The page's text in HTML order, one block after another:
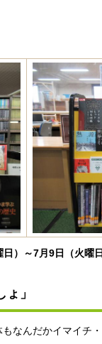
）～7月9日（火曜
」
なんだかイマイチ